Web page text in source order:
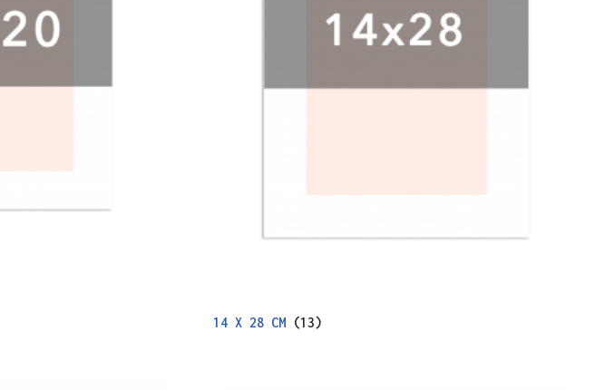
14 X 28 CM (13)